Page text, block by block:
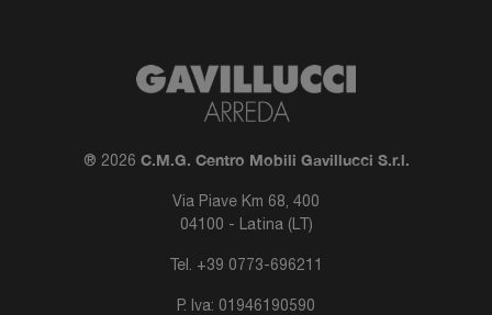
® 2026 C.M.G. Centro Mobili Gavillucci S.r.l.
Via Piave Km 68, 400
04100 - Latina (LT)
Tel. +39 0773-696211
P. Iva: 01946190590